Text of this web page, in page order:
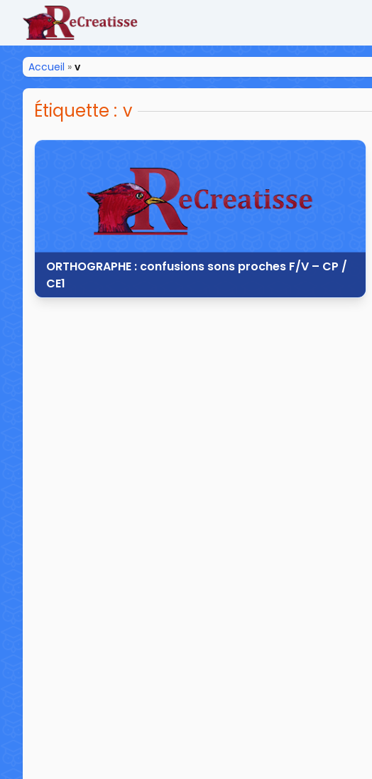
ReCreatisse
Accueil » v
Étiquette : v
ORTHOGRAPHE : confusions sons proches F/V – CP /
CE1